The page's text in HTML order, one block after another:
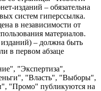
изданий – обязательна
систем гиперссылка.
в независимости от
материалов.
– должна быть
в первом абзаце
"Экспертиза",
"Власть", "Выборы",
"Промо" публикуются на